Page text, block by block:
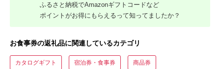
ふるさと納税でAmazonギフトコードなど
ポイントがお得にもらえるって知ってましたか？
お食事券の返礼品に関連しているカテゴリ
カタログギフト 宿泊券・食事券 商品券